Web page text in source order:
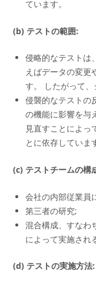
ています。
(b) テストの範囲:
侵略的なテストは
えばデータの変更
す。 したがって、
侵襲的なテストの
の機能に影響を与
見直すことによっ
とに依存していま
(c) テストチームの構
会社の内部従業員
第三者の研究;
混合構成、すなわ
によって実施され
(d) テストの実施方法: